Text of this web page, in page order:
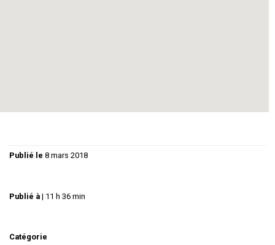
Publié le 8 mars 2018
Publié à | 11 h 36 min
Catégorie